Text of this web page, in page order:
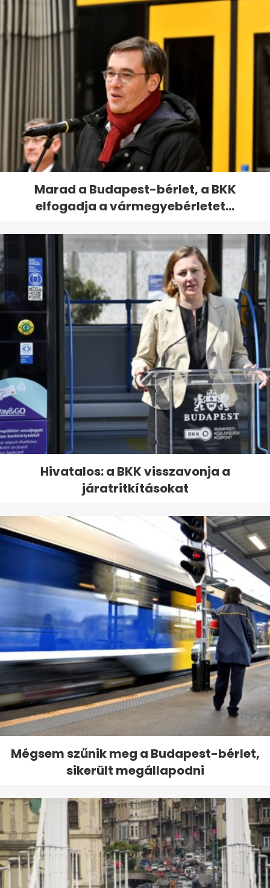
Marad a Budapest-bérlet, a BKK
elfogadja a vármegyebérletet...
Hivatalos: a BKK visszavonja a
járatritkításokat
Mégsem szűnik meg a Budapest-bérlet,
sikerült megállapodni